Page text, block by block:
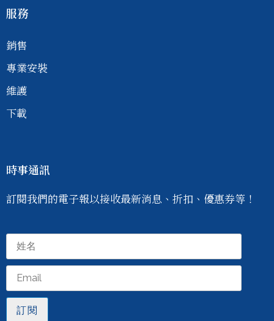
服務
銷售
專業安裝
維護
下載
時事通訊
訂閱我們的電子報以接收最新消息、折扣、優惠券等！
訂閱